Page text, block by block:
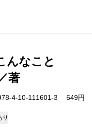
んなこと
著
4-10-111601-3 649円
り